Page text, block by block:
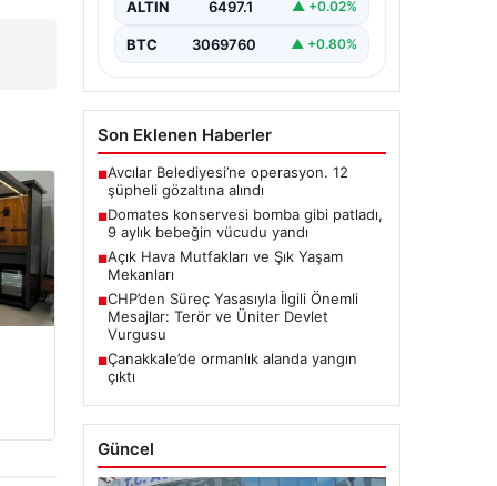
“content”: “…
ALTIN 6497.1 ▲ +0.02%
BTC 3069760 ▲ +0.80%
Son Eklenen Haberler
■Avcılar Belediyesi’ne operasyon. 12
şüpheli gözaltına alındı
■Domates konservesi bomba gibi patladı,
9 aylık bebeğin vücudu yandı
■Açık Hava Mutfakları ve Şık Yaşam
Mekanları
■CHP’den Süreç Yasasıyla İlgili Önemli
Mesajlar: Terör ve Üniter Devlet
Vurgusu
■Çanakkale’de ormanlık alanda yangın
çıktı
Güncel